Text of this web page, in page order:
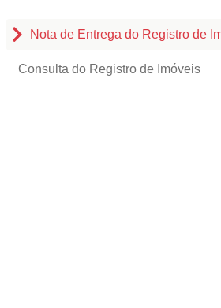
Nota de Entrega do Registro de
Consulta do Registro de Imóveis